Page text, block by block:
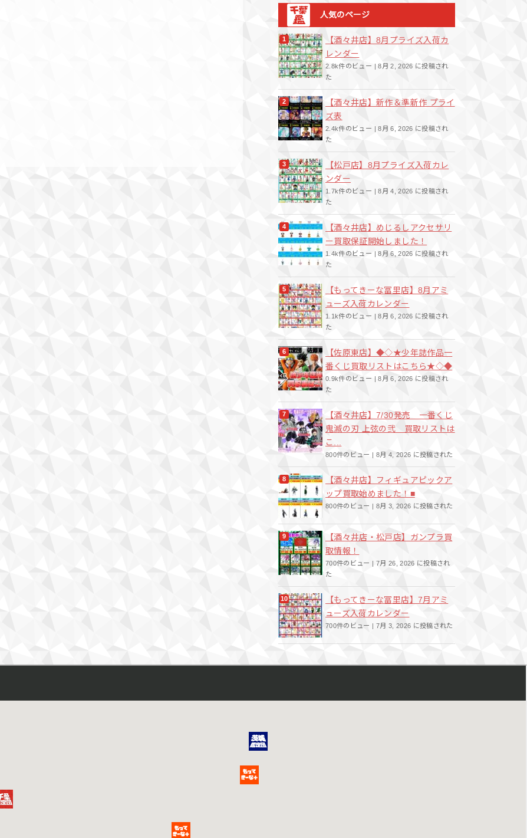
人気のページ
【酒々井店】8月プライズ入荷カ
レンダー
2.8k件のビュー |8月 2, 2026 に投稿され
た
【酒々井店】新作＆準新作 プライ
ズ表
2.4k件のビュー |8月 6, 2026 に投稿され
た
【松戸店】8月プライズ入荷カレ
ンダー
1.7k件のビュー |8月 4, 2026 に投稿され
た
【酒々井店】めじるしアクセサリ
ー買取保証開始しました！
1.4k件のビュー |8月 6, 2026 に投稿され
た
【もってきーな冨里店】8月アミ
ューズ入荷カレンダー
1.1k件のビュー |8月 6, 2026 に投稿され
た
【佐原東店】◆◇★少年誌作品一
番くじ買取リストはこちら★◇◆
0.9k件のビュー |8月 6, 2026 に投稿され
た
【酒々井店】7/30発売 一番くじ
鬼滅の刃 上弦の弐 買取リストは
こ...
800件のビュー | 8月 4, 2026 に投稿された
【酒々井店】フィギュアピックア
ップ買取始めました！■
800件のビュー | 8月 3, 2026 に投稿された
【酒々井店・松戸店】ガンプラ買
取情報！
700件のビュー | 7月 26, 2026 に投稿され
た
【もってきーな冨里店】7月アミ
ューズ入荷カレンダー
700件のビュー | 7月 3, 2026 に投稿された